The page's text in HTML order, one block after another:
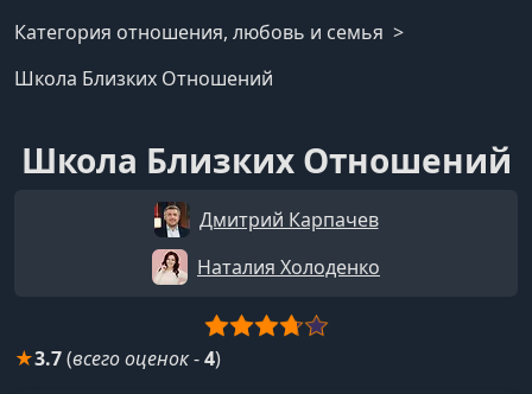
Категория отношения, любовь и семья
Школа Близких Отношений
Школа Близких Отношений
Дмитрий Карпачев
Наталия Холоденко
★3.7(всего оценок-4)